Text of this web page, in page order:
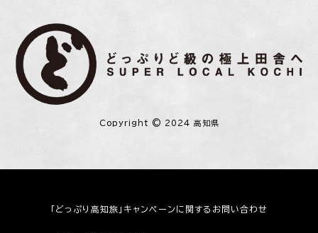
Copyright © 2024 高知県
「どっぷり高知旅」キャンペーンに関するお問い合わせ